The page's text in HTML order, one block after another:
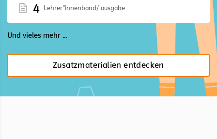
4 Lehrer*innenband/-ausgabe
Und vieles mehr ...
Zusatzmaterialien entdecken